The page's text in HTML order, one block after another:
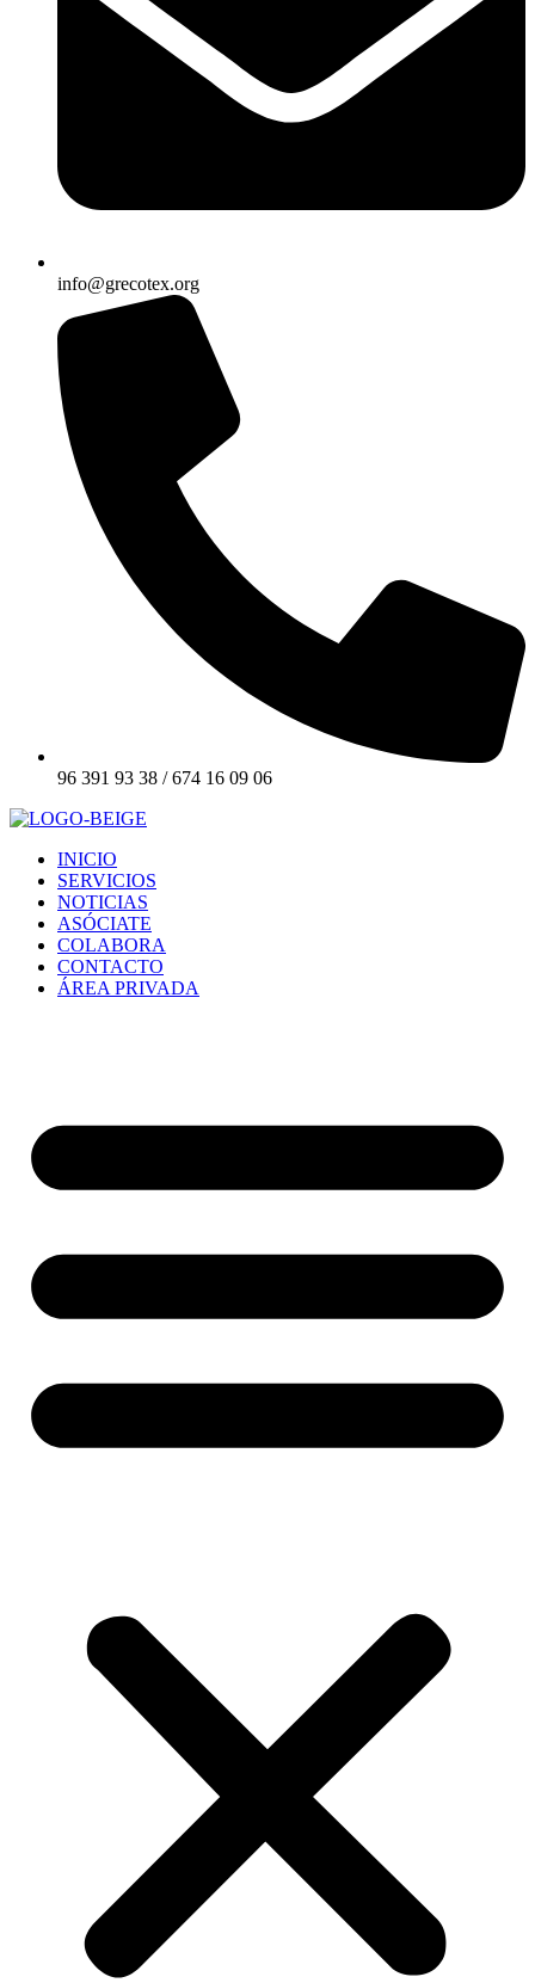
info@grecotex.org
96 391 93 38 / 674 16 09 06
INICIO
SERVICIOS
NOTICIAS
ASÓCIATE
COLABORA
CONTACTO
ÁREA PRIVADA